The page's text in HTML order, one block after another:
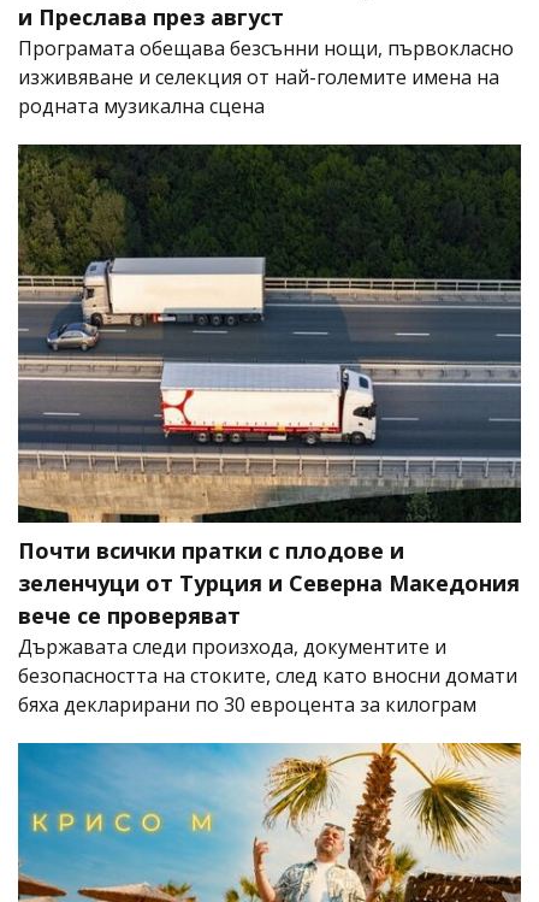
и Преслава през август
Програмата обещава безсънни нощи, първокласно
изживяване и селекция от най-големите имена на
родната музикална сцена
Почти всички пратки с плодове и
зеленчуци от Турция и Северна Македония
вече се проверяват
Държавата следи произхода, документите и
безопасността на стоките, след като вносни домати
бяха декларирани по 30 евроцента за килограм